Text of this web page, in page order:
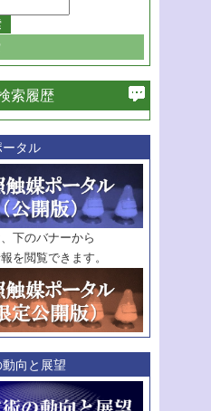
必ず含む
定
号
号～
巻
マークあり
索履歴
タル
下のバナーから
を閲覧できます。
向と展望